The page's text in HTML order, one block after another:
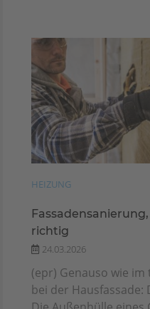
HEIZUNG
richtig
24.03.2026
(epr) Genauso wie
bei der Hausfassade: